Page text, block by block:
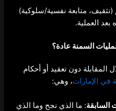
(تثقيف، متابعة نفسية/سلوكية)
العملية.
السمنة عادة؟
المقابلة دون تعقيد أو أحكام
في الإمارات، وهي:
السابقة: ما الذي نجح وما الذي